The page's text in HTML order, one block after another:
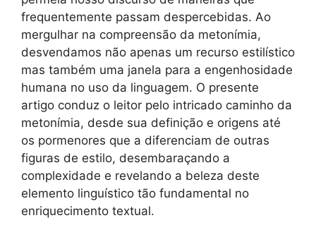
frequentemente passam despercebidas. Ao
mergulhar na compreensão da metonímia,
desvendamos não apenas um recurso estilístico
mas também uma janela para a engenhosidade
humana no uso da linguagem. O presente
artigo conduz o leitor pelo intricado caminho da
metonímia, desde sua definição e origens até
os pormenores que a diferenciam de outras
figuras de estilo, desembaraçando a
complexidade e revelando a beleza deste
elemento linguístico tão fundamental no
enriquecimento textual.